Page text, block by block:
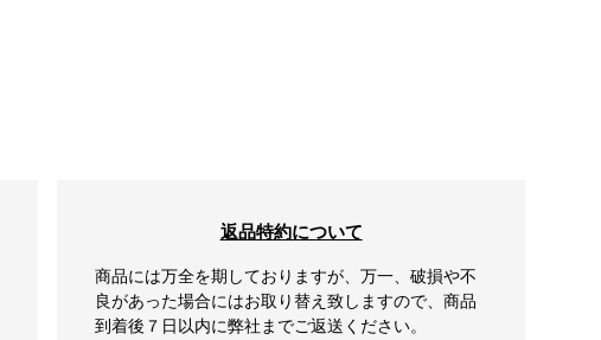
返品特約について
商品には万全を期しておりますが、万一、破損や不
良があった場合にはお取り替え致しますので、商品
到着後７日以内に弊社までご返送ください。